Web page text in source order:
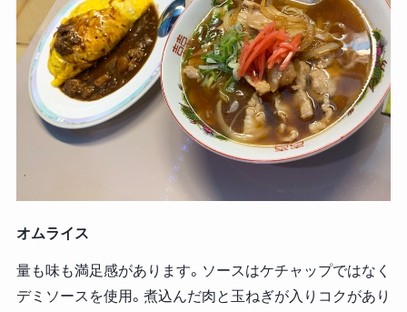
オムライス
量も味も満足感があります。ソースはケチャップではなく
デミソースを使用。煮込んだ肉と玉ねぎが入りコクがあり